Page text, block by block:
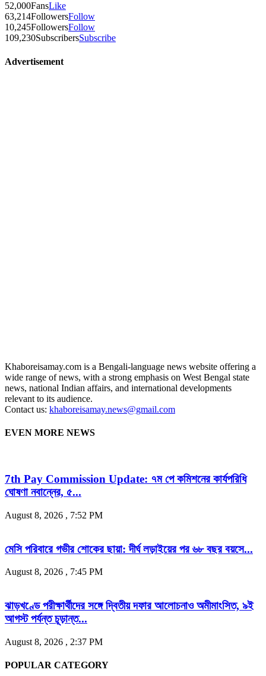
52,000FansLike
63,214FollowersFollow
10,245FollowersFollow
109,230SubscribersSubscribe
Advertisement
Khaboreisamay.com is a Bengali-language news website offering a
wide range of news, with a strong emphasis on West Bengal state
news, national Indian affairs, and international developments
relevant to its audience.
Contact us: khaboreisamay.news@gmail.com
EVEN MORE NEWS
7th Pay Commission Update: ৭ম পে কমিশনের কার্যপরিধি
ঘোষণা নবান্নের, ৫...
August 8, 2026 , 7:52 PM
মেসি পরিবারে গভীর শোকের ছায়া: দীর্ঘ লড়াইয়ের পর ৬৮ বছর বয়সে...
August 8, 2026 , 7:45 PM
ঝাড়খণ্ডে পরীক্ষার্থীদের সঙ্গে দ্বিতীয় দফার আলোচনাও অমীমাংসিত, ৯ই
আগস্ট পর্যন্ত চূড়ান্ত...
August 8, 2026 , 2:37 PM
POPULAR CATEGORY